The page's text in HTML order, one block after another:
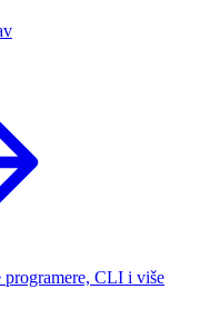
programere, CLI i više